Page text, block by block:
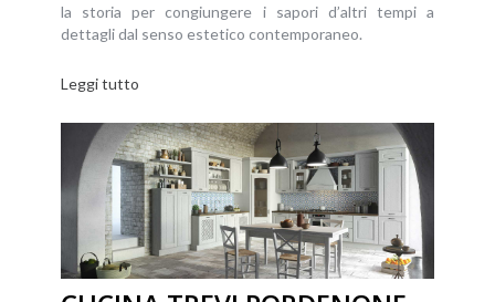
la storia per congiungere i sapori d’altri tempi a
dettagli dal senso estetico contemporaneo.
Leggi tutto